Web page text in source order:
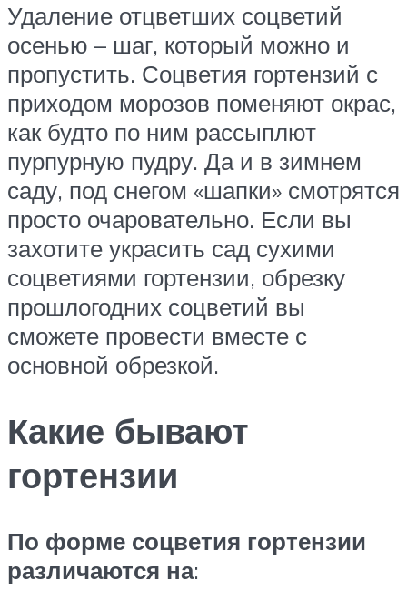
Удаление отцветших соцветий
осенью – шаг, который можно и
пропустить. Соцветия гортензий с
приходом морозов поменяют окрас,
как будто по ним рассыплют
пурпурную пудру. Да и в зимнем
саду, под снегом «шапки» смотрятся
просто очаровательно. Если вы
захотите украсить сад сухими
соцветиями гортензии, обрезку
прошлогодних соцветий вы
сможете провести вместе с
основной обрезкой.
Какие бывают
гортензии
По форме соцветия гортензии
различаются на: